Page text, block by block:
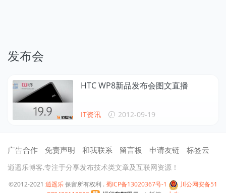
发布会
HTC WP8新品发布会图文直播
IT资讯 2012-09-19
广告合作 免责声明 和我联系 留言板 申请友链 标签云
逍遥乐博客,专注于分享发布技术类文章及互联网资源！
©2012-2021 逍遥乐保留所有权利 . 蜀ICP备13020367号-1
川公网安备51